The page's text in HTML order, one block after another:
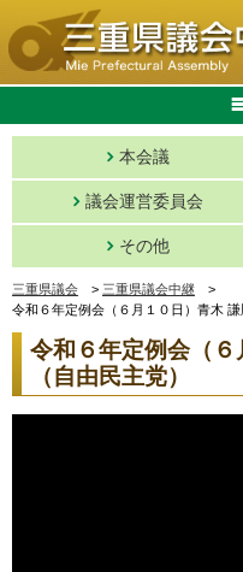
本会議
議会運営委員会
その他
三重県議会 > 三重県議会中継 >
令和６年定例会（６月１０日）青木 謙
令和６年定例会（
（自由民主党）